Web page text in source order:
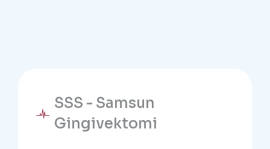
SSS - Samsun
Gingivektomi